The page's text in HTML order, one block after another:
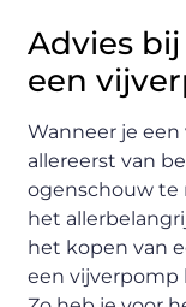
Advies
een
Wanneer je
allereerst van
ogenschouw te
het
het kopen van
een vijverpomp